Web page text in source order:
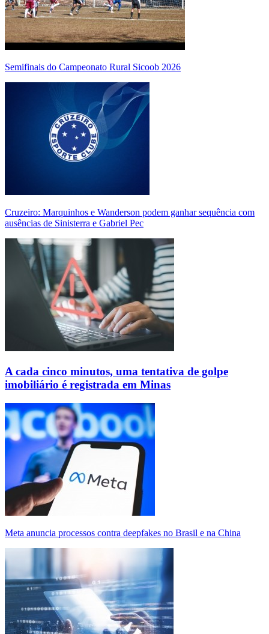
Semifinais do Campeonato Rural Sicoob 2026
Cruzeiro: Marquinhos e Wanderson podem ganhar sequência com
ausências de Sinisterra e Gabriel Pec
A cada cinco minutos, uma tentativa de golpe
imobiliário é registrada em Minas
Meta anuncia processos contra deepfakes no Brasil e na China